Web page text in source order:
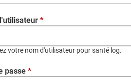
*
votre nom d'utilisateur pour santé log.
passe *